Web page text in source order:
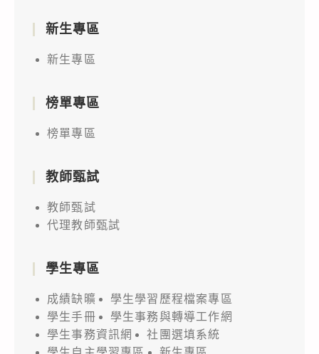
新生專區
新生專區
榜單專區
榜單專區
教師甄試
教師甄試
代理教師甄試
學生專區
成績缺曠
學生學習歷程檔案專區
學生手冊
學生事務與轉導工作網
學生事務資訊網
社團選填系統